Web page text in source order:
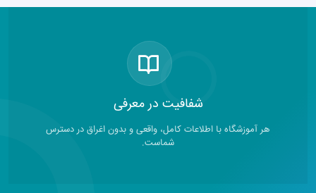
شفافیت در معرفی
هر آموزشگاه با اطلاعات کامل، واقعی و بدون اغراق در دسترس
شماست.